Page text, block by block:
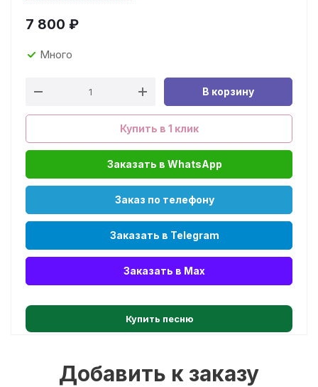
7 800 ₽
Много
В корзину
Купить в 1 клик
Заказать в WhatsApp
Заказ по телефону
Заказать в Telegram
Заказать в Max
Купить песню
Добавить к заказу